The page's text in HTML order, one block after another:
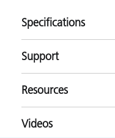
Specifications
iMatch 소프트웨
Support
소프트웨어
Resources
Videos